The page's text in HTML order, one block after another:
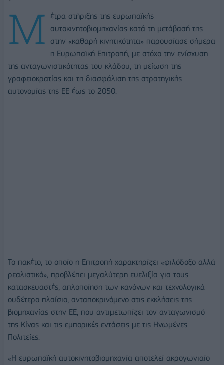
Μ
έτρα στήριξης της ευρωπαϊκής
αυτοκινητοβιομηχανίας κατά τη μετάβασή της
στην «καθαρή κινητικότητα» παρουσίασε σήμερα
η Ευρωπαϊκή Επιτροπή, με στόχο την ενίσχυση
της ανταγωνιστικότητας του κλάδου, τη μείωση της
γραφειοκρατίας και τη διασφάλιση της στρατηγικής
αυτονομίας της ΕΕ έως το 2050.
Το πακέτο, το οποίο η Επιτροπή χαρακτηρίζει «φιλόδοξο αλλά
ρεαλιστικό», προβλέπει μεγαλύτερη ευελιξία για τους
κατασκευαστές, απλοποίηση των κανόνων και τεχνολογικά
ουδέτερο πλαίσιο, ανταποκρινόμενο στις εκκλήσεις της
βιομηχανίας στην ΕΕ, που αντιμετωπίζει τον ανταγωνισμό
της Κίνας και τις εμπορικές εντάσεις με τις Ηνωμένες
Πολιτείες.
«Η ευρωπαϊκή αυτοκινητοβιομηχανία αποτελεί ακρογωνιαίο